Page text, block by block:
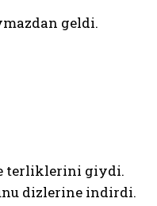
geldi.
terliklerini giydi.
dizlerine indirdi.